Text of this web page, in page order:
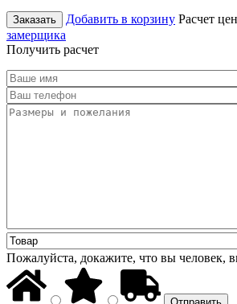
Заказать Добавить в корзину Расчет
замерщика
Получить расчет
Пожалуйста, докажите, что вы человек,